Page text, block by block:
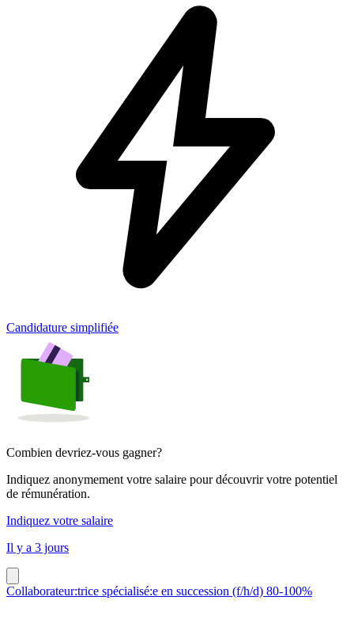
Candidature simplifiée
Combien devriez-vous gagner?
Indiquez anonymement votre salaire pour découvrir votre potentiel
de rémunération.
Indiquez votre salaire
Il y a 3 jours
Collaborateur:trice spécialisé:e en succession (f/h/d) 80-100%